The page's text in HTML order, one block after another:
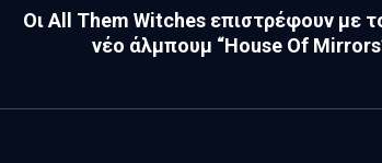
Οι All Them Witches επιστρέφουν με
νέο άλμπουμ “House Of